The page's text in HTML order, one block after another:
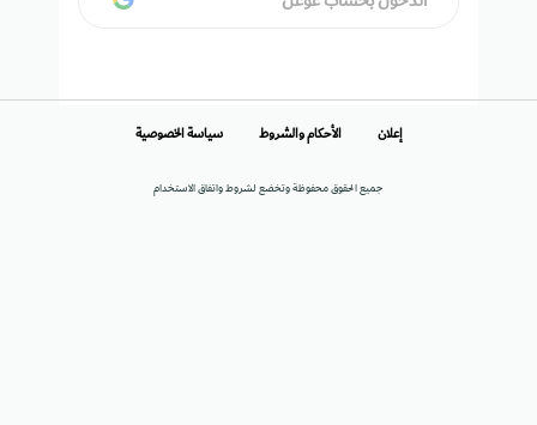
جميع الحقوق محفوظة وتخضع لشروط واتفاق الاستخدام
إعلان الأحكام والشروط سياسة الخصوصية